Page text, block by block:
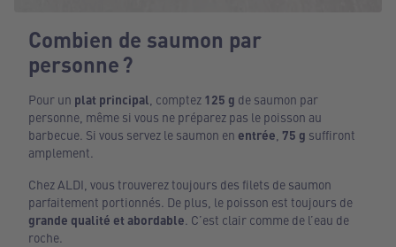
Combien de saumon par
personne ?
Pour un plat principal , comptez 125 g de saumon par
personne, même si vous ne préparez pas le poisson au
barbecue. Si vous servez le saumon en entrée 75 g suffiront
amplement.
Chez ALDI, vous trouverez toujours des filets de saumon
parfaitement portionnés. De plus, le poisson est toujours de
grande qualité et abordable . C’est clair comme de l’eau de
roche.